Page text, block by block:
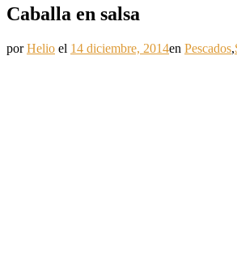
Caballa en salsa
porHelio el 14 diciembre, 2014en Pescados,